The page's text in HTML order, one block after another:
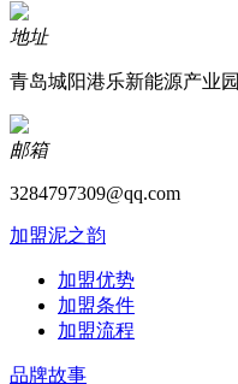
地址
青岛城阳港乐新能源产业园
邮箱
3284797309@qq.com
加盟泥之韵
加盟优势
加盟条件
加盟流程
品牌故事